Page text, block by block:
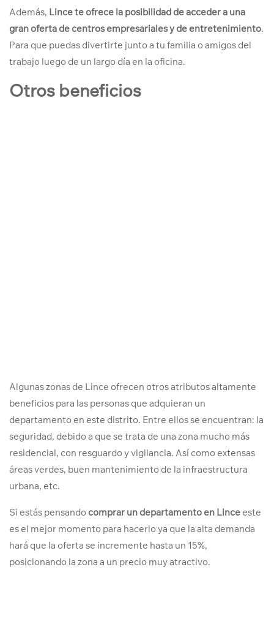
Además, Lince te ofrece la posibilidad de acceder a una
gran oferta de centros empresariales y de entretenimiento.
Para que puedas divertirte junto a tu familia o amigos del
trabajo luego de un largo día en la oficina.
Otros beneficios
Algunas zonas de Lince ofrecen otros atributos altamente
beneficios para las personas que adquieran un
departamento en este distrito. Entre ellos se encuentran: la
seguridad, debido a que se trata de una zona mucho más
residencial, con resguardo y vigilancia. Así como extensas
áreas verdes, buen mantenimiento de la infraestructura
urbana, etc.
Si estás pensando comprar un departamento en Lince este
es el mejor momento para hacerlo ya que la alta demanda
hará que la oferta se incremente hasta un 15%,
posicionando la zona a un precio muy atractivo.